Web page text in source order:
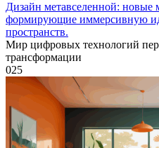
Дизайн метавселенной: новые
формирующие иммерсивную
пространств.
Мир цифровых технологий
трансформации
025